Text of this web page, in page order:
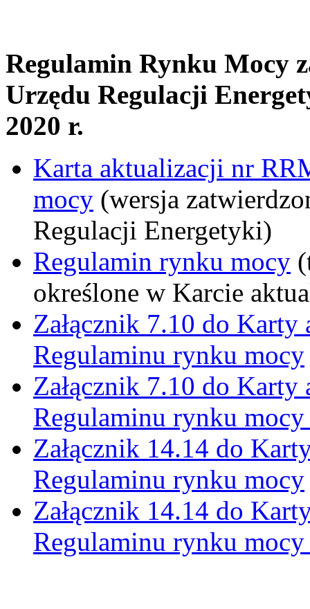
Regulamin Rynku Mocy
Urzędu Regulacji
2020 r.
Karta aktualizacji nr
mocy (wersja
Regulacji Energetyki)
Regulamin rynku mocy
określone w Karcie
Załącznik 7.10 do
Regulaminu rynku mocy
Załącznik 7.10 do
Regulaminu rynku
Załącznik 14.14 do
Regulaminu rynku mocy
Załącznik 14.14 do
Regulaminu rynku